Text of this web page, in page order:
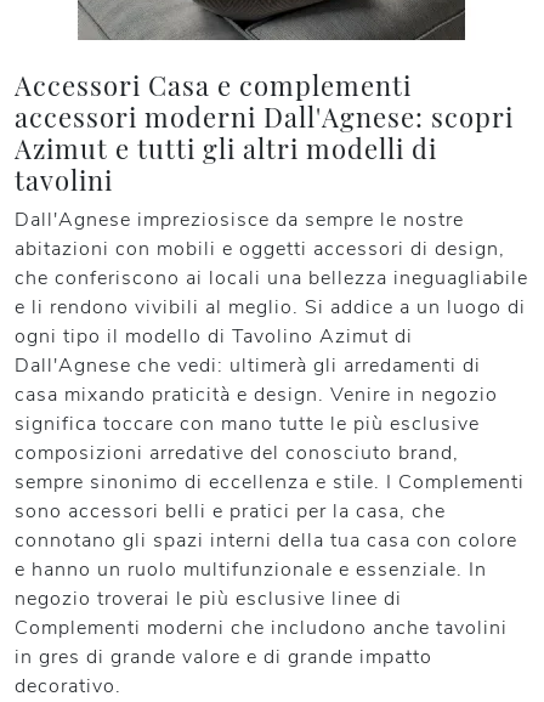
Accessori Casa e complementi
accessori moderni Dall'Agnese: scopri
Azimut e tutti gli altri modelli di
tavolini
Dall'Agnese impreziosisce da sempre le nostre
abitazioni con mobili e oggetti accessori di design,
che conferiscono ai locali una bellezza ineguagliabile
e li rendono vivibili al meglio. Si addice a un luogo di
ogni tipo il modello di Tavolino Azimut di
Dall'Agnese che vedi: ultimerà gli arredamenti di
casa mixando praticità e design. Venire in negozio
significa toccare con mano tutte le più esclusive
composizioni arredative del conosciuto brand,
sempre sinonimo di eccellenza e stile. I Complementi
sono accessori belli e pratici per la casa, che
connotano gli spazi interni della tua casa con colore
e hanno un ruolo multifunzionale e essenziale. In
negozio troverai le più esclusive linee di
Complementi moderni che includono anche tavolini
in gres di grande valore e di grande impatto
decorativo.